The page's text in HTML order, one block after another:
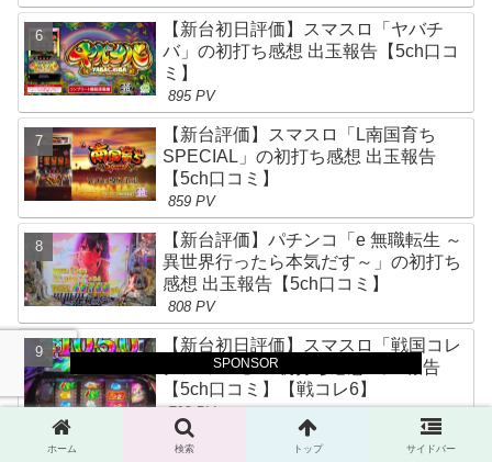
SPONSOR
【新台初日評価】スマスロ「ヤバチ
バ」の初打ち感想 出玉報告【5ch口コ
ミ】
895 PV
【新台評価】スマスロ「L南国育ち
SPECIAL」の初打ち感想 出玉報告
【5ch口コミ】
859 PV
【新台評価】パチンコ「e 無職転生 ～
異世界行ったら本気だす～」の初打ち
感想 出玉報告【5ch口コミ】
808 PV
【新台初日評価】スマスロ「戦国コレ
クション6」の初打ち感想 出玉報告
【5ch口コミ】【戦コレ6】
793 PV
【新台初日評価】「Lパチスロ からく
ホーム 検索 トップ サイドバー